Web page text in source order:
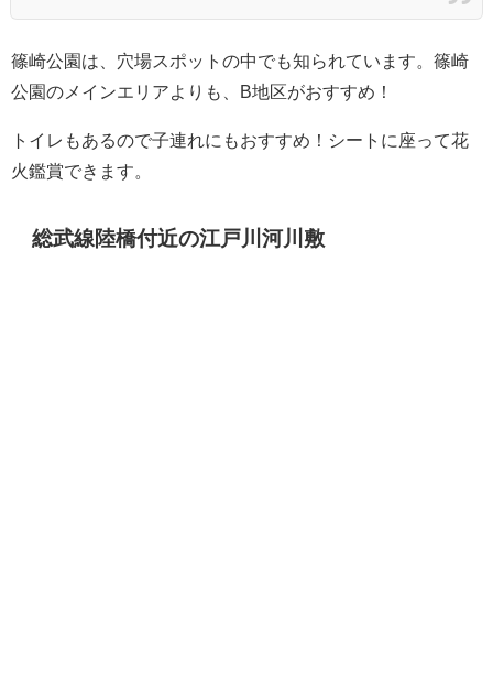
篠崎公園は、穴場スポットの中でも知られています。篠崎
公園のメインエリアよりも、B地区がおすすめ！
トイレもあるので子連れにもおすすめ！シートに座って花
火鑑賞できます。
総武線陸橋付近の江戸川河川敷